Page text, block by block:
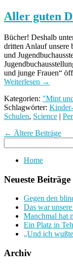
Aller guten
Bücher! Deshalb
dritten Anlauf unsere
und
und junge Frauen“
Weiterlesen →
Kategorien: "Mint
Schlagwörter:
Schulen, Science |
← Ältere Beiträge
Home
Neueste Beiträge
Gegen den
Das war
Manchmal hat
Ein Platz in
„Und ich
Archiv